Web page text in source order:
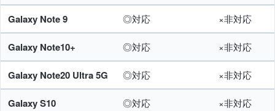
Galaxy Note 9 ◎対応 ×非対応
Galaxy Note10+ ◎対応 ×非対応
Galaxy Note20 Ultra 5G ◎対応 ×非対応
Galaxy S10 ◎対応 ×非対応